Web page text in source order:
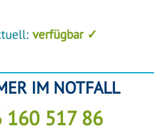
verfügbar ✓
IM NOTFALL
517 86